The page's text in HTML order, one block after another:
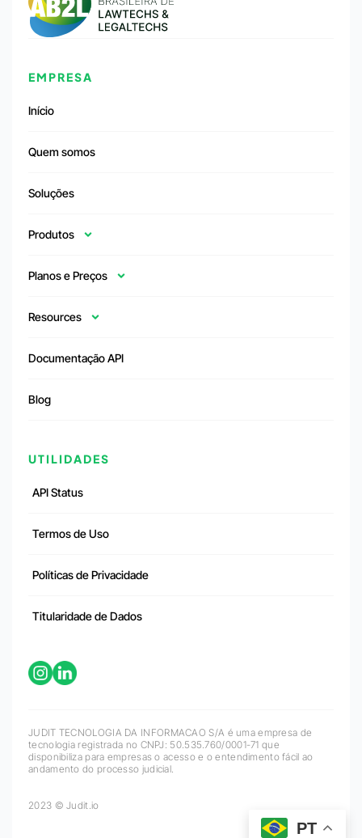
EMPRESA
Início
Quem somos
Soluções
Produtos
Planos e Preços
Resources
Documentação API
Blog
UTILIDADES
API Status
Termos de Uso
Políticas de Privacidade
Titularidade de Dados
JUDIT TECNOLOGIA DA INFORMACAO S/A é uma empresa de
tecnologia registrada no CNPJ: 50.535.760/0001-71 que
disponibiliza para empresas o acesso e o entendimento fácil ao
andamento do processo judicial.
2023 © Judit.io
PT